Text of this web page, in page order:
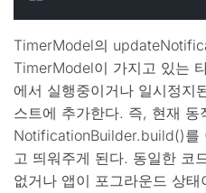
TimerModel의
TimerModel이 가지고 있는
에서 실행중이거나 일시정지
스트에 추가한다. 즉, 현재 동
NotificationBuilder.build()를
고 띄워주게 된다. 동일한 코
없거나 앱이 포그라운드 상